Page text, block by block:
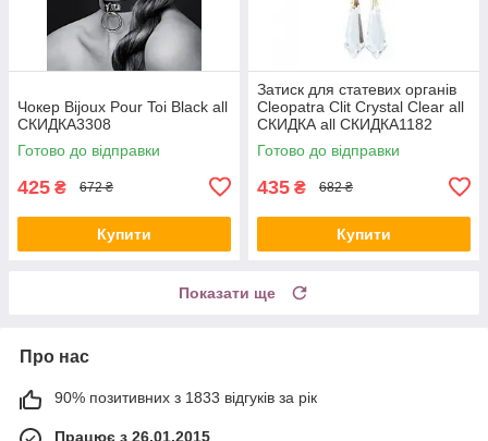
Чокер Bijoux Pour Toi Black all
СКИДКА3308
Готово до відправки
425 ₴ 672 ₴
Купити
Затиск для статевих органів
Cleopatra Clit Crystal Clear all
CКИДКА all СКИДКА1182
Готово до відправки
435 ₴ 682 ₴
Купити
Показати ще
Про нас
90% позитивних з 1833 відгуків за рік
Працює з 26.01.2015